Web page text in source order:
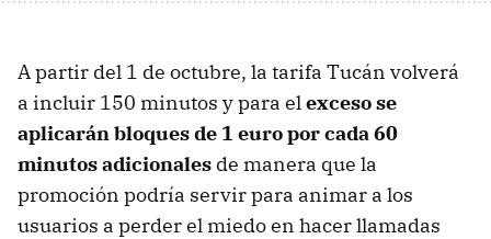
A partir del 1 de octubre, la tarifa Tucán volverá
a incluir 150 minutos y para elexceso se
aplicarán bloques de 1 euro por cada 60
minutos adicionales de manera que la
promoción podría servir para animar a los
usuarios a perder el miedo en hacer llamadas